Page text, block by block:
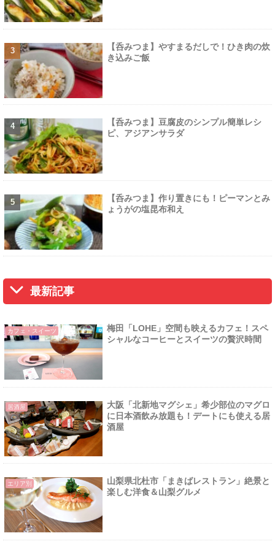
【呑みつま】やすまるだしで！ひき肉の炊
き込みご飯
【呑みつま】豆腐皮のシンプル簡単レシ
ピ、アジアンサラダ
【呑みつま】作り置きにも！ピーマンとみ
ょうがの塩昆布和え
最新記事
カフェ・スイーツ
梅田「LOHE」空間も映えるカフェ！スペ
シャルなコーヒーとスイーツの贅沢時間
居酒屋
大阪「北新地マグシェ」希少部位のマグロ
に日本酒飲み放題も！デートにも使える居
酒屋
エリア別
山梨県北杜市「まきばレストラン」絶景と
楽しむ洋食＆山梨グルメ